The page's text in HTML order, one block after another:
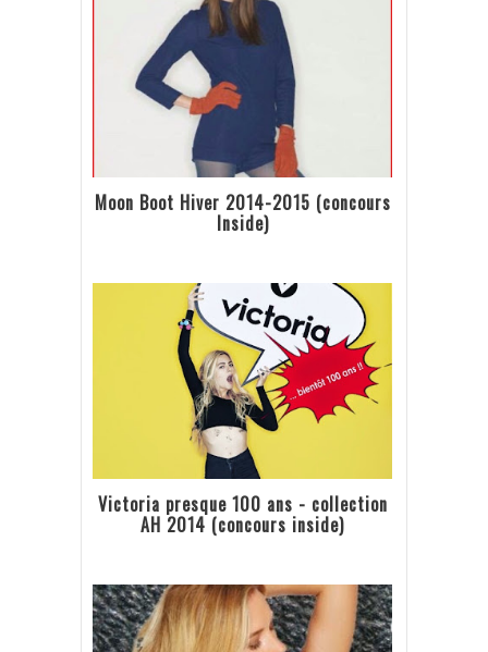
Moon Boot Hiver 2014-2015 (concours
Inside)
Victoria presque 100 ans - collection
AH 2014 (concours inside)